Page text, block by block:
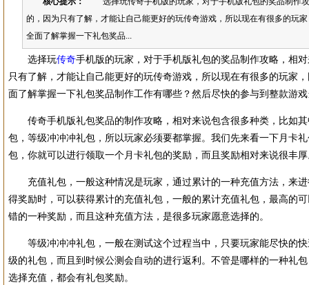
的，因为只有了解，才能让自己能更好的玩传奇游戏，所以现在有很多的玩
全面了解掌握一下礼包奖品...
选择玩传奇手机版的玩家，对于手机版礼包的奖品制作攻略，相
只有了解，才能让自己能更好的玩传奇游戏，所以现在有很多的玩家
面了解掌握一下礼包奖品制作工作有哪些？然后尽快的参与到整款游
传奇手机版礼包奖品的制作攻略，相对来说包含很多种类，比如其
包，等级冲冲冲礼包，所以玩家必须要都掌握。我们先来看一下月卡
包，你就可以进行领取一个月卡礼包的奖励，而且奖励相对来说很丰
充值礼包，一般这种情况是玩家，通过累计的一种充值方法，来进
得奖励时，可以获得累计的充值礼包，一般的累计充值礼包，最高的
错的一种奖励，而且这种充值方法，是很多玩家愿意选择的。
等级冲冲冲礼包，一般在测试这个过程当中，只要玩家能尽快的快
级的礼包，而且到时候公测会自动的进行返利。不管是哪样的一种礼
选择充值，都会有礼包奖励。